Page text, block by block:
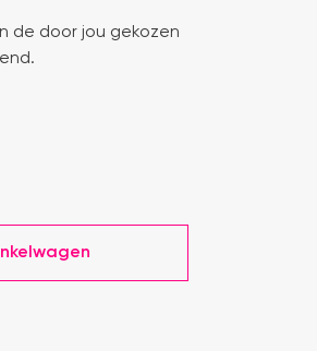
de door jou gekozen